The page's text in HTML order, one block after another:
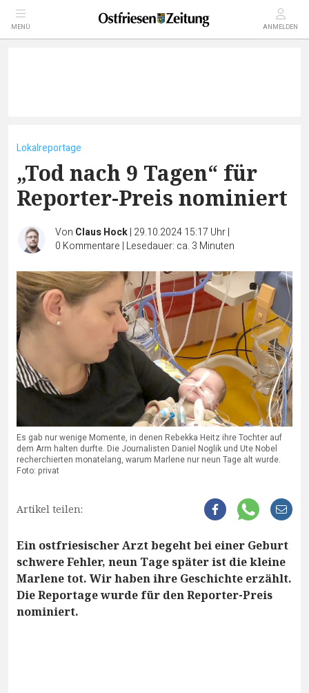
MENÜ ANMELDEN
Lokalreportage
„Tod nach 9 Tagen“ für
Reporter-Preis nominiert
Von Claus Hock| 29.10.2024 15:17 Uhr|
0 Kommentare | Lesedauer: ca. 3 Minuten
Es gab nur wenige Momente, in denen Rebekka Heitz ihre Tochter auf
dem Arm halten durfte. Die Journalisten Daniel Noglik und Ute Nobel
recherchierten monatelang, warum Marlene nur neun Tage alt wurde.
Foto: privat
Artikel teilen:
Ein ostfriesischer Arzt begeht bei einer Geburt
schwere Fehler, neun Tage später ist die kleine
Marlene tot. Wir haben ihre Geschichte erzählt.
Die Reportage wurde für den Reporter-Preis
nominiert.